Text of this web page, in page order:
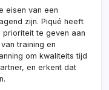
eisen van een
zijn. Piqué heeft
te geven aan
training en
om kwaliteits tijd
en erkent dat